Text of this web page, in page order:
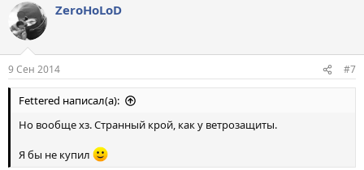
ZeroHoLoD
9 Сен 2014 #7
Fettered написал(а):
Но вообще хз. Странный крой, как у ветрозащиты.
Я бы не купил